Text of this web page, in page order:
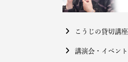
こうじの貸切講座
講演会・イベント